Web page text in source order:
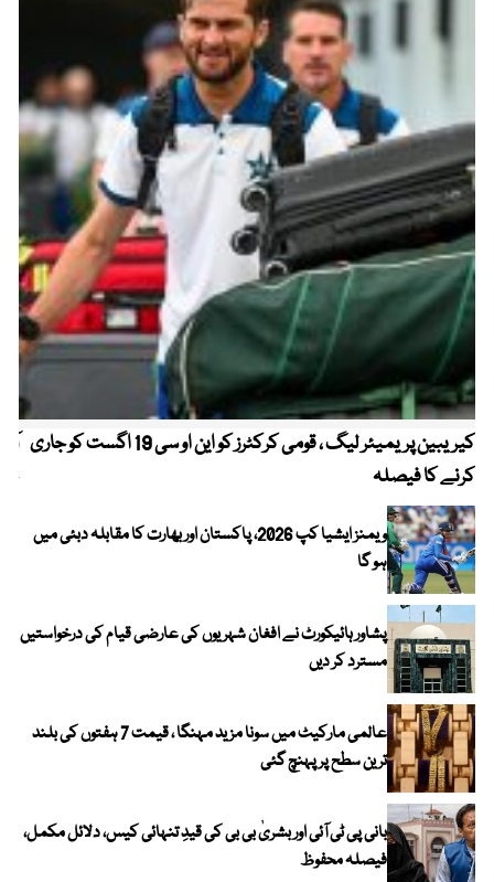
کیریبین پریمیئر لیگ ، قومی کرکٹرز کو این او سی 19 اگست کو جاری
کرنے کا فیصلہ
ویمنز ایشیا کپ 2026، پاکستان اور بھارت کا مقابلہ دبئی میں
ہو گا
پشاور ہائیکورٹ نے افغان شہریوں کی عارضی قیام کی درخواستیں
مسترد کر دیں
عالمی مارکیٹ میں سونا مزید مہنگا ، قیمت 7 ہفتوں کی بلند
ترین سطح پر پہنچ گئی
بانی پی ٹی آئی اور بشریٰ بی بی کی قیدِ تنہائی کیس، دلائل مکمل،
فیصلہ محفوظ